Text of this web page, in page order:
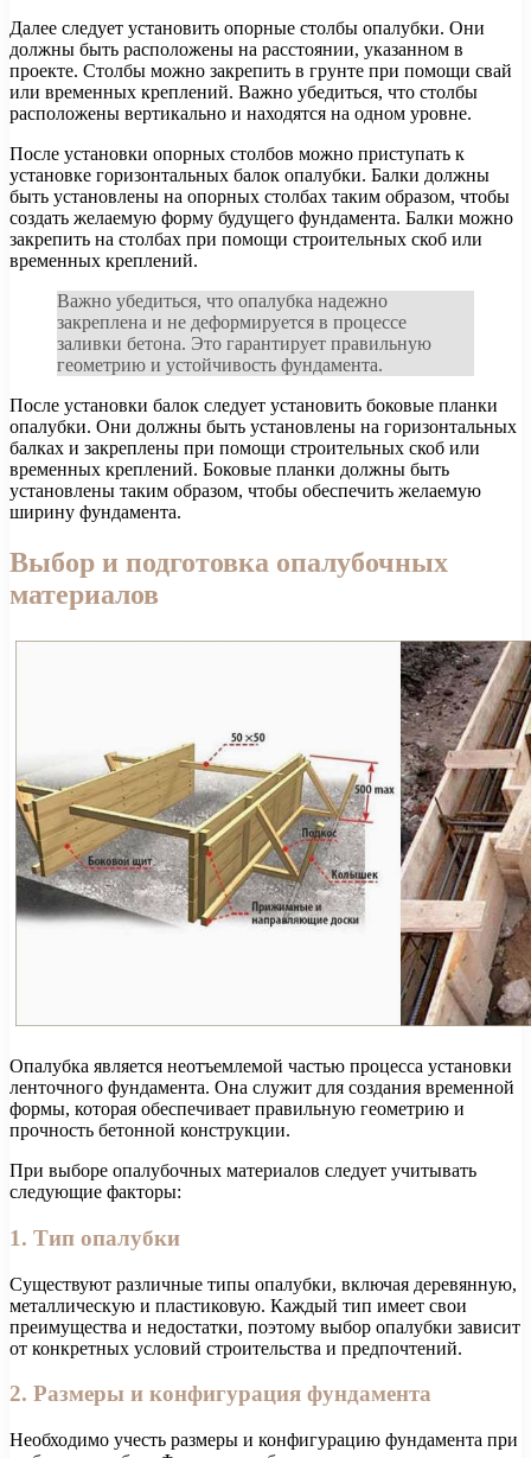
Далее следует установить опорные столбы опалубки. Они
должны быть расположены на расстоянии, указанном в
проекте. Столбы можно закрепить в грунте при помощи свай
или временных креплений. Важно убедиться, что столбы
расположены вертикально и находятся на одном уровне.
После установки опорных столбов можно приступать к
установке горизонтальных балок опалубки. Балки должны
быть установлены на опорных столбах таким образом, чтобы
создать желаемую форму будущего фундамента. Балки можно
закрепить на столбах при помощи строительных скоб или
временных креплений.
Важно убедиться, что опалубка надежно
закреплена и не деформируется в процессе
заливки бетона. Это гарантирует правильную
геометрию и устойчивость фундамента.
После установки балок следует установить боковые планки
опалубки. Они должны быть установлены на горизонтальных
балках и закреплены при помощи строительных скоб или
временных креплений. Боковые планки должны быть
установлены таким образом, чтобы обеспечить желаемую
ширину фундамента.
Выбор и подготовка опалубочных
материалов
Опалубка является неотъемлемой частью процесса установки
ленточного фундамента. Она служит для создания временной
формы, которая обеспечивает правильную геометрию и
прочность бетонной конструкции.
При выборе опалубочных материалов следует учитывать
следующие факторы:
1. Тип опалубки
Существуют различные типы опалубки, включая деревянную,
металлическую и пластиковую. Каждый тип имеет свои
преимущества и недостатки, поэтому выбор опалубки зависит
от конкретных условий строительства и предпочтений.
2. Размеры и конфигурация фундамента
Необходимо учесть размеры и конфигурацию фундамента при